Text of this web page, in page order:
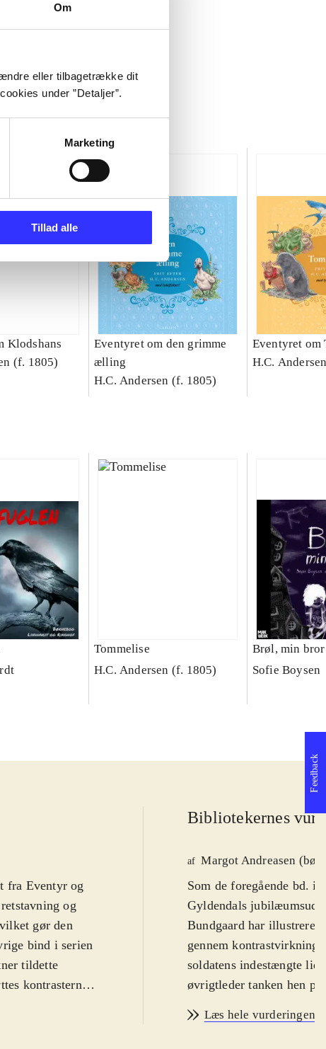
Om
eller tilbagetrække dit
under ”Detaljer”.
Marketing
Tillad alle
Klodshans
(f. 1805)
Eventyret om den grimme
ælling
H.C. Andersen (f. 1805)
Eventyret om
H.C.
Tommelise
H.C. Andersen (f. 1805)
Brøl, min bror
Sofie Boysen
fra Eventyr og
og
gør den
bind i serien
tildette
kontrasterne
er helt
Bibliotekernes
af Margot Andreasen
Som de foregående bd. i
Gyldendals
Bundgaard har illustreret
gennem
soldatens indestængte
øvrigtleder tanken hen
billederne, mens det
Læs hele vurderingen
Feedback